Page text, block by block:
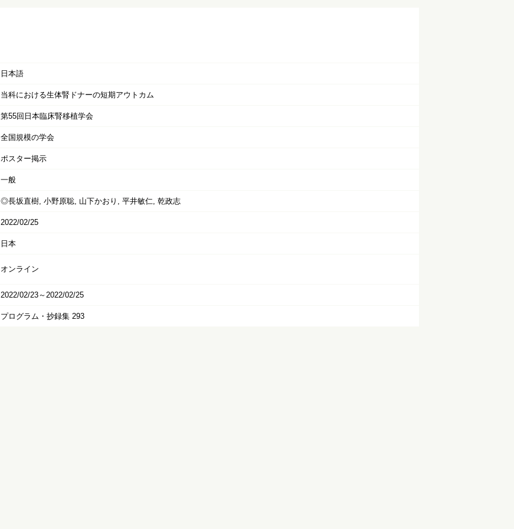
日本語
当科における生体腎ドナーの短期アウトカム
第55回日本臨床腎移植学会
全国規模の学会
ポスター掲示
一般
◎長坂直樹, 小野原聡, 山下かおり, 平井敏仁, 乾政志
2022/02/25
日本
オンライン
2022/02/23～2022/02/25
プログラム・抄録集 293